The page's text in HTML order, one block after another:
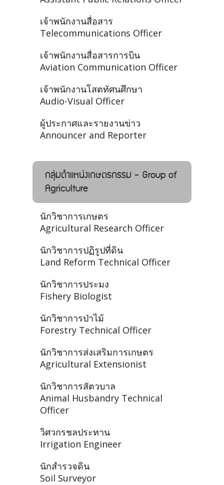
เจ้าพนักงานสื่อสาร
Telecommunications Officer
เจ้าพนักงานสื่อสารการบิน
Aviation Communication Officer
เจ้าพนักงานโสตทัศนศึกษา
Audio-Visual Officer
ผู้ประกาศและรายงานข่าว
Announcer and Reporter
กลุ่มตำแหน่งเกษตรกรรม - Group of
Agriculture
นักวิชาการเกษตร
Agricultural Research Officer
นักวิชาการปฏิรูปที่ดิน
Land Reform Technical Officer
นักวิชาการประมง
Fishery Biologist
นักวิชาการป่าไม้
Forestry Technical Officer
นักวิชาการส่งเสริมการเกษตร
Agricultural Extensionist
นักวิชาการสัตวบาล
Animal Husbandry Technical
Officer
วิศวกรชลประทาน
Irrigation Engineer
นักสำรวจดิน
Soil Surveyor